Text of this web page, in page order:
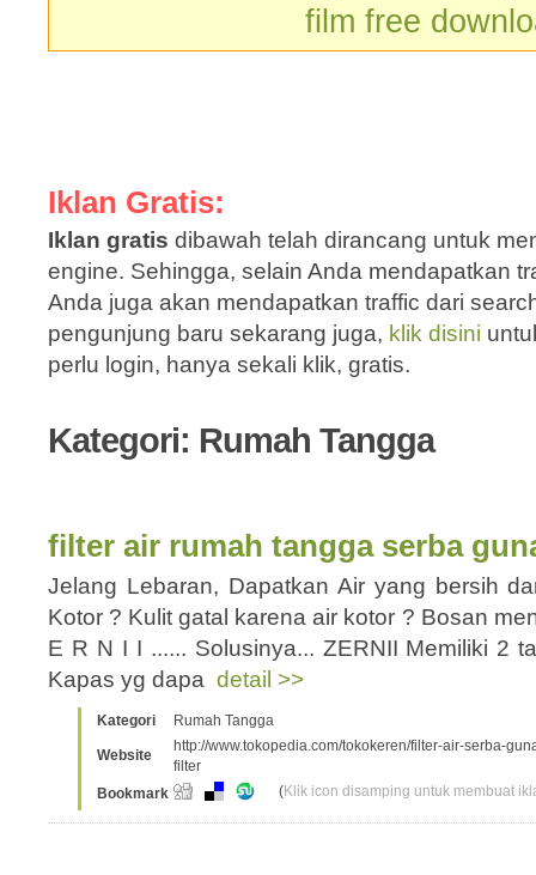
film free
Iklan Gratis:
Iklan gratis dibawah telah dirancang untuk
engine. Sehingga, selain Anda mendapatkan
Anda juga akan mendapatkan traffic dari
pengunjung baru sekarang juga, klik disini
perlu login, hanya sekali klik, gratis.
Kategori: Rumah Tangga
filter air rumah tangga serba
Jelang Lebaran, Dapatkan Air yang bersih
Kotor ? Kulit gatal karena air kotor ? Bosan
E R N I I ...... Solusinya... ZERNII Memiliki 2
Kapas yg dapa detail >>
Kategori Rumah Tangga
Website
http://www.tokopedia.com/tokokeren/filter-air-serba-
filter
Bookmark
(Klik icon disamping untuk membuat